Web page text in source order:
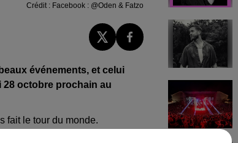
Crédit : Facebook : @Oden & Fatzo
événements, et celui
28 octobre prochain au
fait le tour du monde.